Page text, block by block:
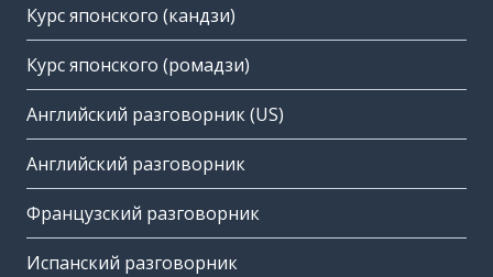
Курс японского (кандзи)
Курс японского (ромадзи)
Английский разговорник (US)
Английский разговорник
Французский разговорник
Испанский разговорник